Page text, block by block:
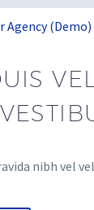
Agency (Demo)
nibh vel